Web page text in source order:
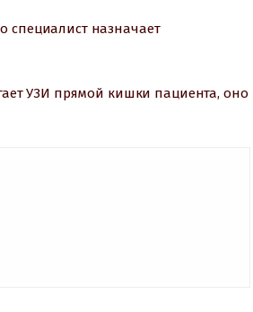
специалист назначает
УЗИ прямой кишки пациента, оно